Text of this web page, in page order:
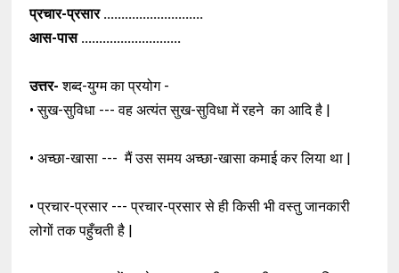
प्रचार-प्रसार ............................
आस-पास ............................
उत्तर- शब्द-युग्म का प्रयोग -
• सुख-सुविधा --- वह अत्यंत सुख-सुविधा में रहने का आदि है |
• अच्छा-खासा --- मैं उस समय अच्छा-खासाकमाई कर लिया था |
• प्रचार-प्रसार --- प्रचार-प्रसार से ही किसी भी वस्तुजानकारी
लोगों तक पहुँचती है |